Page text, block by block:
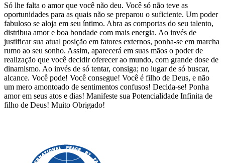
Só lhe falta o amor que você não deu. Você só não teve as
oportunidades para as quais não se preparou o suficiente. Um poder
fabuloso se aloja em seu íntimo. Abra as comportas do seu talento,
distribua amor e boa bondade com mais energia. Ao invés de
justificar sua atual posição em fatores externos, ponha-se em marcha
rumo ao seu sonho. Assim, aparecerá em suas mãos o poder de
realização que você decidir oferecer ao mundo, com grande dose de
dinamismo. Ao invés de só tentar, consiga; no lugar de só buscar,
alcance. Você pode! Você consegue! Você é filho de Deus, e não
um mero amontoado de sentimentos confusos! Decida-se! Ponha
amor em seus atos e dias! Manifeste sua Potencialidade Infinita de
filho de Deus! Muito Obrigado!